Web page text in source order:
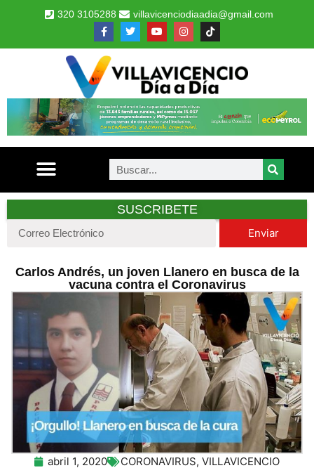
320 3105288 villavicenciodiaadia@gmail.com
SUSCRIBETE
Enviar
Carlos Andrés, un joven Llanero en busca de la
vacuna contra el Coronavirus
abril 1, 2020 CORONAVIRUS, VILLAVICENCIO